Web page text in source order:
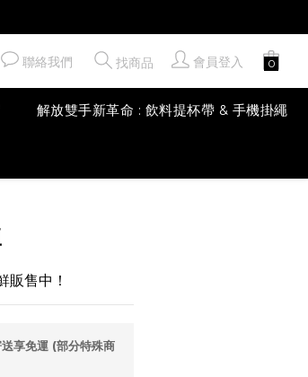
聯絡我們 找商品 會員登入
解放雙手新革命 : 飲料提杯帶 & 手機掛繩
販售中！
享免運 (部分特殊商